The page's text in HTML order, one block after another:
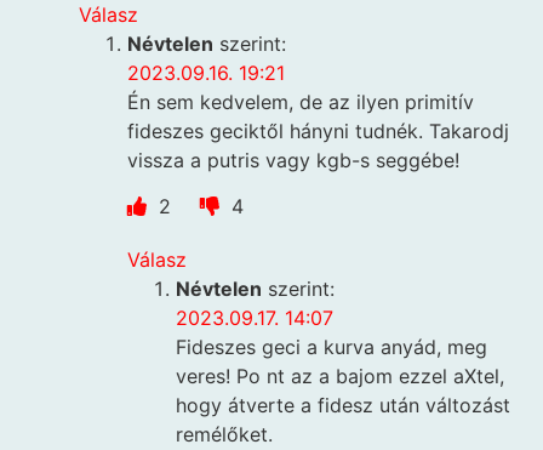
Válasz
Névtelen szerint:
2023.09.16. 19:21
Én sem kedvelem, de az ilyen primitív
fideszes geciktől hányni tudnék. Takarodj
vissza a putris vagy kgb-s seggébe!
2
4
Válasz
Névtelen szerint:
2023.09.17. 14:07
Fideszes geci a kurva anyád, meg
veres! Po nt az a bajom ezzel aXtel,
hogy átverte a fidesz után változást
remélőket.